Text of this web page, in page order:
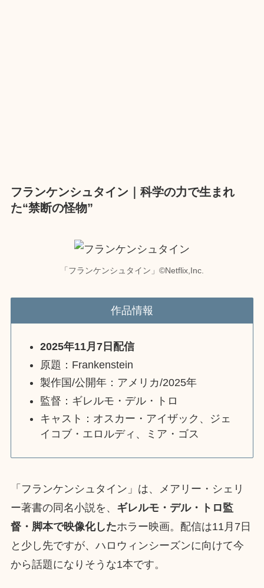
フランケンシュタイン｜科学の力で生まれ
た“禁断の怪物”
「フランケンシュタイン」©︎Netflix,Inc.
作品情報
2025年11月7日配信
原題：Frankenstein
製作国/公開年：アメリカ/2025年
監督：ギレルモ・デル・トロ
キャスト：オスカー・アイザック、ジェ
イコブ・エロルディ、ミア・ゴス
「フランケンシュタイン」は、メアリー・シェリ
ー著書の同名小説を、 ギレルモ・デル・トロ監
督・脚本で映像化したホラー映画。配信は11月7日
と少し先ですが、ハロウィンシーズンに向けて今
から話題になりそうな1本です。